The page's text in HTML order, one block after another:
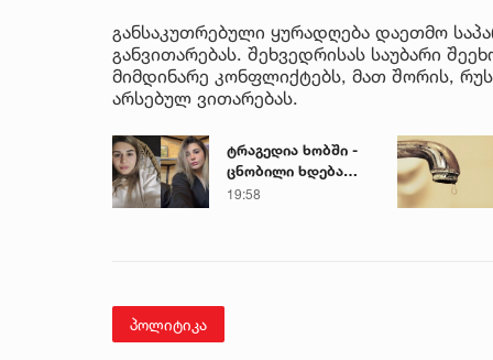
განსაკუთრებული ყურადღება დაეთმო
განვითარებას. შეხვედრისას საუბარი
მიმდინარე კონფლიქტებს, მათ შორის,
არსებულ ვითარებას.
ტრაგედია ხობში -
ცნობილი ხდება
დაღუპული დედა-
19:58
პოლიტიკა